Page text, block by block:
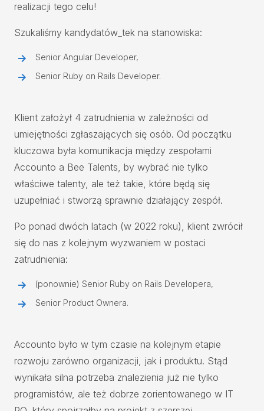
realizacji tego celu!
Szukaliśmy kandydatów_tek na stanowiska:
Senior Angular Developer,
Senior Ruby on Rails Developer.
Klient założył 4 zatrudnienia w zależności od
umiejętności zgłaszających się osób. Od początku
kluczowa była komunikacja między zespołami
Accounto a Bee Talents, by wybrać nie tylko
właściwe talenty, ale też takie, które będą się
uzupełniać i stworzą sprawnie działający zespół.
Po ponad dwóch latach (w 2022 roku), klient zwrócił
się do nas z kolejnym wyzwaniem w postaci
zatrudnienia:
(ponownie) Senior Ruby on Rails Developera,
Senior Product Ownera.
Accounto było w tym czasie na kolejnym etapie
rozwoju zarówno organizacji, jak i produktu. Stąd
wynikała silna potrzeba znalezienia już nie tylko
programistów, ale też dobrze zorientowanego w IT